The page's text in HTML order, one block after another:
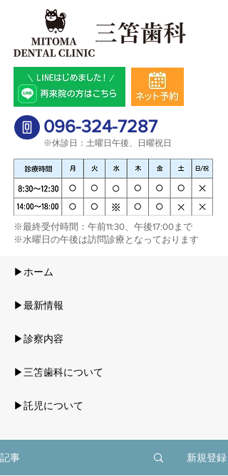
096-324-7287
※休診日：土曜日午後、日曜祝日
​※最終受付時間：午前11:30、午後17:00まで
※水曜日の午後は訪問診療となっております​
▶ホーム
▶最新情報
▶診察内容
▶三笘歯科について
▶託児について
記事 新規登録